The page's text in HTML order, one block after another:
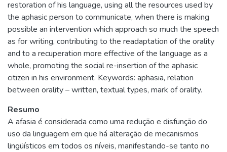
restoration of his language, using all the resources used by
the aphasic person to communicate, when there is making
possible an intervention which approach so much the speech
as for writing, contributing to the readaptation of the orality
and to a recuperation more effective of the language as a
whole, promoting the social re-insertion of the aphasic
citizen in his environment. Keywords: aphasia, relation
between orality – written, textual types, mark of orality.
Resumo
A afasia é considerada como uma redução e disfunção do
uso da linguagem em que há alteração de mecanismos
lingüísticos em todos os níveis, manifestando-se tanto no